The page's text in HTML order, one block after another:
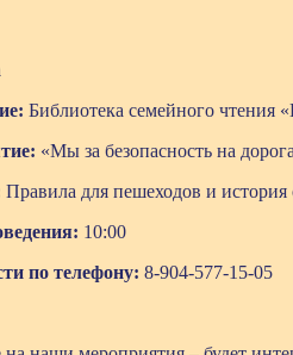
Библиотека семейного
«Мы за безопасность на
Правила для пешеходов и история
10:00
по телефону: 8-904-577-15-05